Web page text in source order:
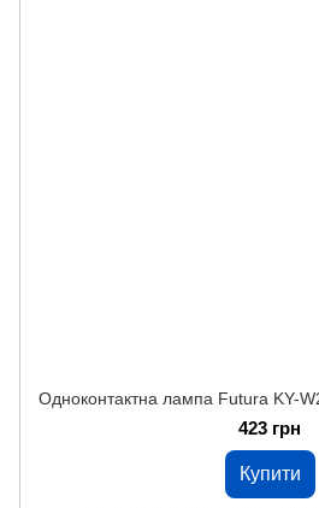
Одноконтактна лампа Futura KY-
423 грн
Купити